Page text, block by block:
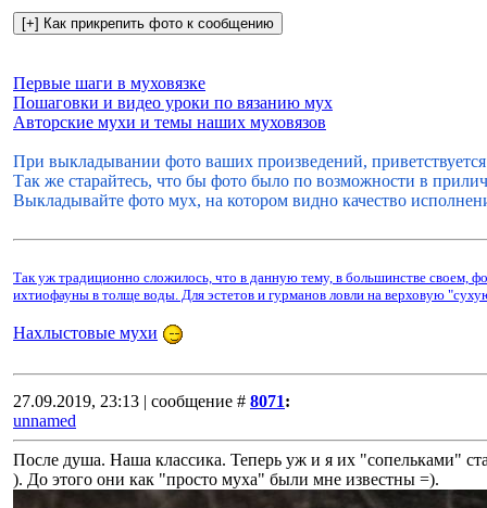
Первые шаги в муховязке
Пошаговки и видео уроки по вязанию мух
Авторские мухи и темы наших муховязов
При выкладывании фото ваших произведений,
Так же старайтесь, что бы фото было по возможности в
Выкладывайте фото мух, на котором видно качество
Так уж традиционно сложилось, что в данную тему, в большинстве своем,
ихтиофауны в толще воды. Для эстетов и гурманов ловли на верховую
Нахлыстовые мухи
27.09.2019, 23:13 | сообщение # 8071:
unnamed
После душа. Наша классика. Теперь уж и я их "сопельками"
). До этого они как "просто муха" были мне известны =).